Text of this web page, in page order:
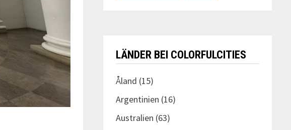
LÄNDER BEI COLORFULCITIES
Åland (15)
Argentinien (16)
Australien (63)